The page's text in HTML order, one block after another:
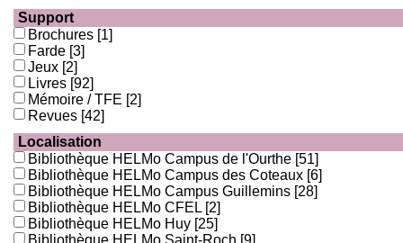
Support
Brochures [1]
Farde [3]
Jeux [2]
Livres [92]
Mémoire / TFE [2]
Revues [42]
Localisation
Bibliothèque HELMo Campus de l'Ourthe [51]
Bibliothèque HELMo Campus des Coteaux [6]
Bibliothèque HELMo Campus Guillemins [28]
Bibliothèque HELMo CFEL [2]
Bibliothèque HELMo Huy [25]
Bibliothèque HELMo Saint-Roch [9]